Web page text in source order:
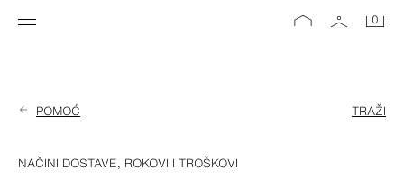
0
POMOĆ TRAŽI
NAČINI DOSTAVE, ROKOVI I TROŠKOVI